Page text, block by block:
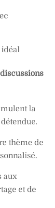
idéal
la
thème de
aux
et de